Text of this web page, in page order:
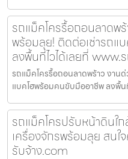
รถแม็คโครรื้อถอนลาดพร้
พร้อมลุย! ติดต่อเช่ารถแ
ลงพื้นที่ไวได้เลยที่ www.
รถแม็คโครรื้อถอนลาดพร้าว งานด่
แบคโฮพร้อมคนขับมืออาชีพ ลงพื้น
รถแม็คโครปรับหน้าดินใ
เครื่องจักรพร้อมลุย สน
รับจ้าง.com